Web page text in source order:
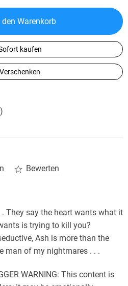
den Warenkorb
kaufen
Verschenken
Bewerten
They say the heart wants what it
is trying to kill you?
Ash is more than the
man of my nightmares . . .
WARNING: This content is